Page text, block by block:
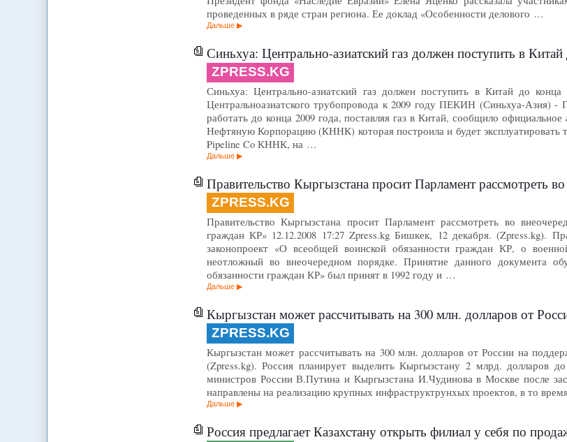
проведенных в ряде стран региона. Ее доклад «Особенности делового …
Дальше
Синьхуа: Центрально-азиатский газ должен поступить в Китай
ZPRESS.KG
Синьхуа: Центрально-азиатский газ должен поступить в Китай до
Центральноазиатского трубопровода к 2009 году ПЕКИН (Синьхуа-Азия) -
работать до конца 2009 года, поставляя газ в Китай, сообщило
Нефтяную Корпорацию (КННК) которая построила и будет эксплуатировать
Pipeline Co КННК, на …
Дальше
Правительство Кыргызстана просит Парламент рассмотреть во внеочередном
ZPRESS.KG
Правительство Кыргызстана просит Парламент рассмотреть во
граждан КР» 12.12.2008 17:27 Zpress.kg Бишкек, 12 декабря. (Zpress.kg).
законопроект «О всеобщей воинской обязанности граждан КР, о
неотложный во внеочередном порядке. Принятие данного документа
обязанности граждан КР» был принят в 1992 году и …
Дальше
Кыргызстан может рассчитывать на 300 млн. долларов от
ZPRESS.KG
Кыргызстан может рассчитывать на 300 млн. долларов от России на
(Zpress.kg). Россия планирует выделить Кыргызстану 2 млрд. долларов
министров России В.Путина и Кыргызстана И.Чудинова в Москве после
направлены на реализацию крупных инфраструктрунхых проектов, в то
Дальше
Россия предлагает Казахстану открыть филиал у себя по